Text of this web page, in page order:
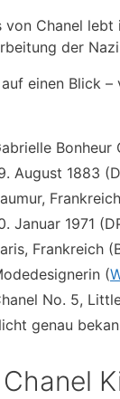
von Chanel
der
einen Blick
Bonheur
August 1883
Januar 1971
Frankreich
(
No. 5,
genau